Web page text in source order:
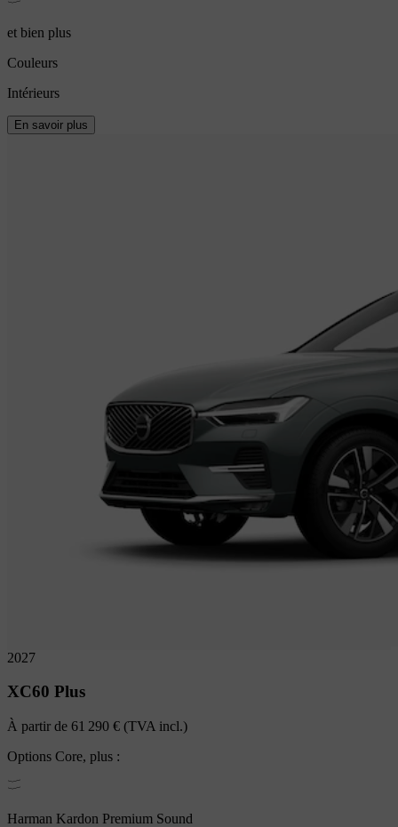
et bien plus
Couleurs
Intérieurs
En savoir plus
2027
XC60 Plus
À partir de 61 290 € (TVA incl.)
Options Core, plus :
Harman Kardon Premium Sound